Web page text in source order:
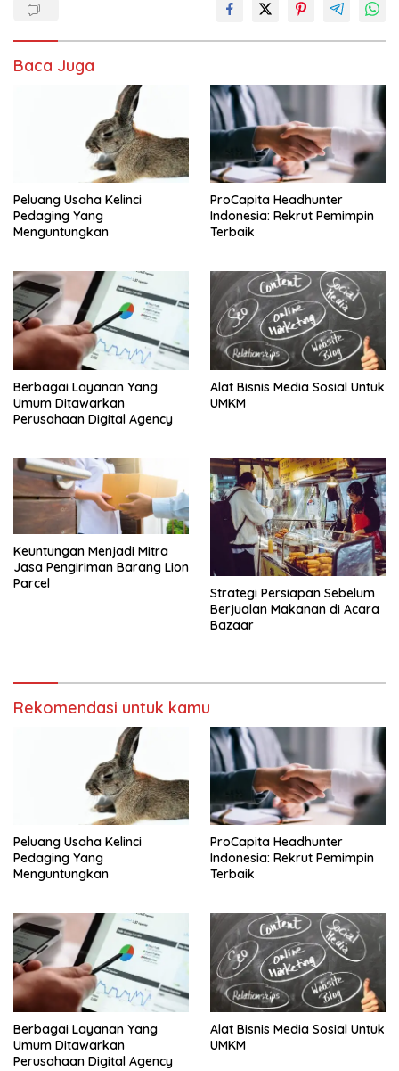
Baca Juga
Peluang Usaha Kelinci
Pedaging Yang
Menguntungkan
ProCapita Headhunter
Indonesia: Rekrut Pemimpin
Terbaik
Berbagai Layanan Yang
Umum Ditawarkan
Perusahaan Digital Agency
Alat Bisnis Media Sosial Untuk
UMKM
Keuntungan Menjadi Mitra
Jasa Pengiriman Barang Lion
Parcel
Strategi Persiapan Sebelum
Berjualan Makanan di Acara
Bazaar
Rekomendasi untuk kamu
Peluang Usaha Kelinci
Pedaging Yang
Menguntungkan
ProCapita Headhunter
Indonesia: Rekrut Pemimpin
Terbaik
Berbagai Layanan Yang
Umum Ditawarkan
Perusahaan Digital Agency
Alat Bisnis Media Sosial Untuk
UMKM